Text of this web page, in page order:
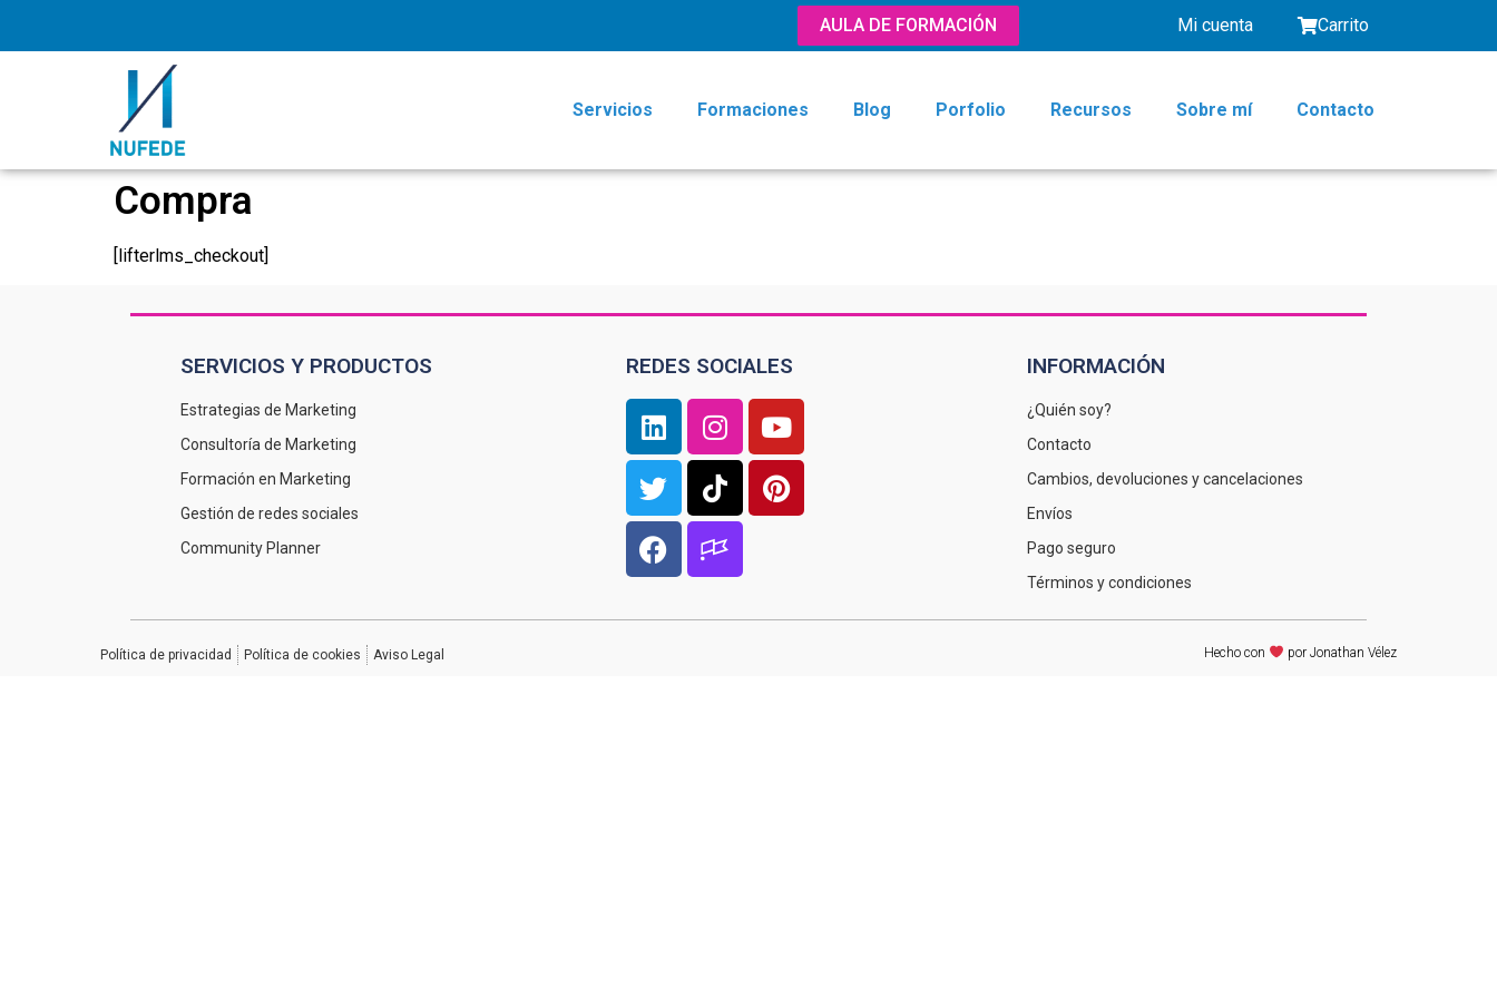
AULA DE FORMACIÓN Mi cuenta Carrito
Servicios Formaciones Blog Porfolio Recursos Sobre mí Contacto
Compra
[lifterlms_checkout]
SERVICIOS Y PRODUCTOS
Estrategias de Marketing
Consultoría de Marketing
Formación en Marketing
Gestión de redes sociales
Community Planner
REDES SOCIALES INFORMACIÓN
¿Quién soy?
Contacto
Cambios, devoluciones y cancelaciones
Envíos
Pago seguro
Términos y condiciones
Política de privacidad Política de cookies Aviso Legal Hecho con por Jonathan Vélez